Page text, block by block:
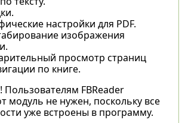
настройки для PDF.
изображения
просмотр страниц
по книге.
FBReader
модуль не нужен, поскольку все
уже встроены в программу.